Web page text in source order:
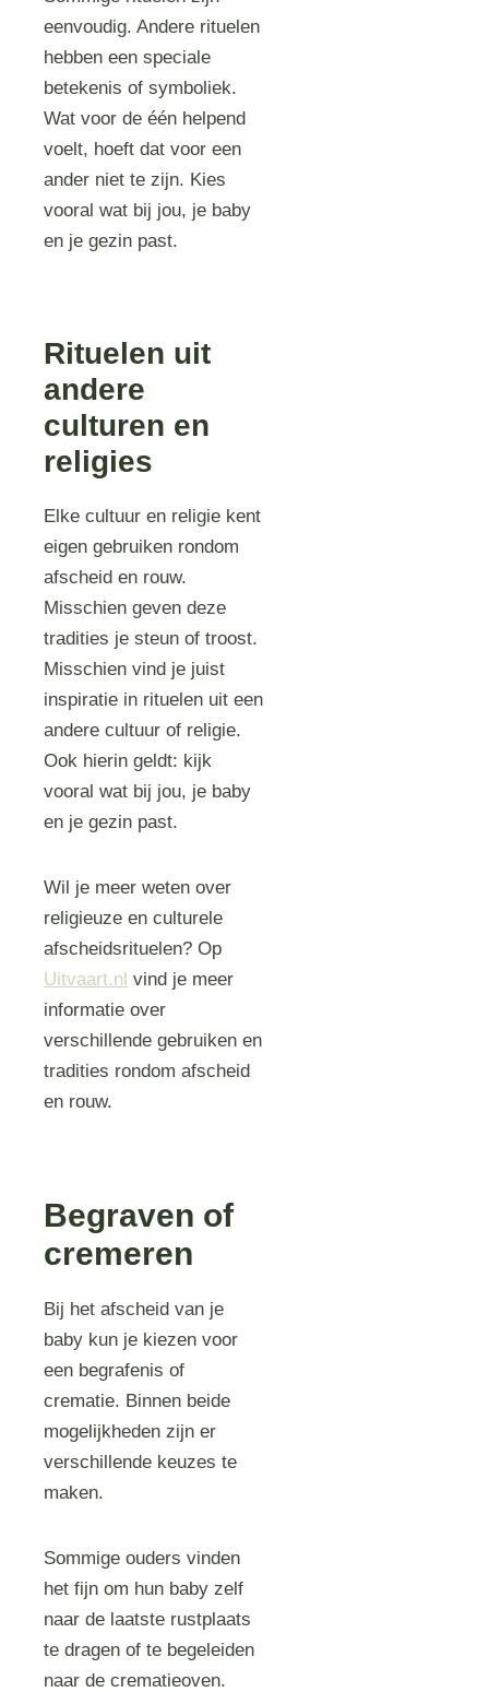
eenvoudig. Andere rituelen
hebben een speciale
betekenis of symboliek.
Wat voor de één helpend
voelt, hoeft dat voor een
ander niet te zijn. Kies
vooral wat bij jou, je baby
en je gezin past.
Rituelen uit
andere
culturen en
religies
Elke cultuur en religie kent
eigen gebruiken rondom
afscheid en rouw.
Misschien geven deze
tradities je steun of troost.
Misschien vind je juist
inspiratie in rituelen uit een
andere cultuur of religie.
Ook hierin geldt: kijk
vooral wat bij jou, je baby
en je gezin past.
Wil je meer weten over
religieuze en culturele
afscheidsrituelen? Op
Uitvaart.nl vind je meer
informatie over
verschillende gebruiken en
tradities rondom afscheid
en rouw.
Begraven of
cremeren
Bij het afscheid van je
baby kun je kiezen voor
een begrafenis of
crematie. Binnen beide
mogelijkheden zijn er
verschillende keuzes te
maken.
Sommige ouders vinden
het fijn om hun baby zelf
naar de laatste rustplaats
te dragen of te begeleiden
naar de crematieoven.